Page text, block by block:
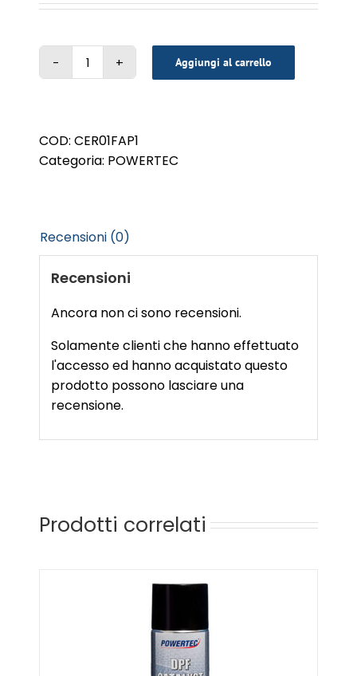
CERINA
1LT
quantità
Aggiungi al carrello
COD:CER01FAP1
Categoria: POWERTEC
Recensioni (0)
Recensioni
Ancora non ci sono recensioni.
Solamente clienti che hanno effettuato
l'accesso ed hanno acquistato questo
prodotto possono lasciare una
recensione.
Prodotti correlati